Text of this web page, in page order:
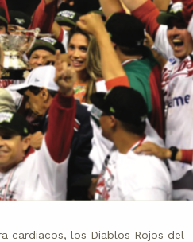
cardiacos, los Diablos Rojos del